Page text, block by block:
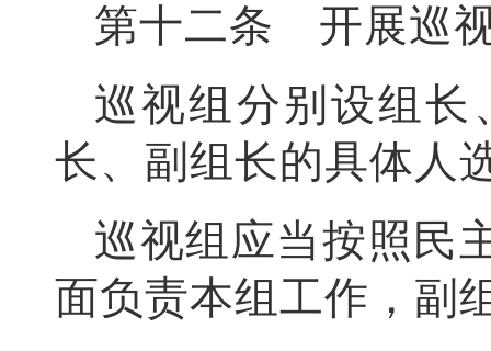
第十二条 开展巡
巡视组分别设组
长、副组长的具体人
巡视组应当按照民
面负责本组工作，副